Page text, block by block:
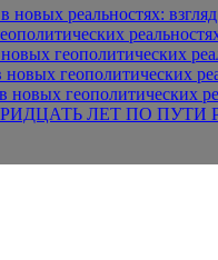
реальностях:
геополитических
геополитических
геополитических
ЛЕТ ПО